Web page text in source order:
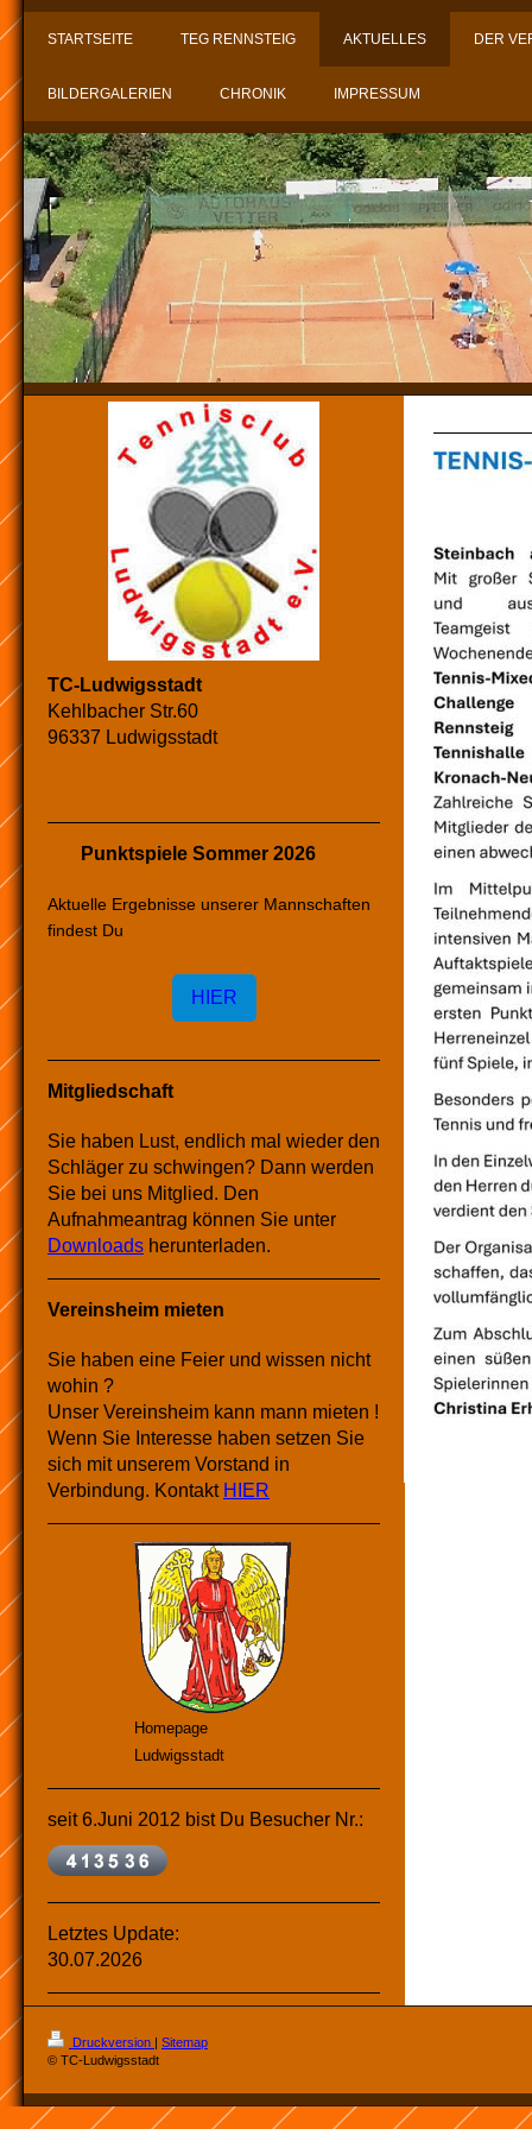
STARTSEITE TEG RENNSTEIG AKTUELLES DER
BILDERGALERIEN CHRONIK IMPRESSUM
TC-Ludwigsstadt
Kehlbacher Str.60
96337 Ludwigsstadt
Punktspiele Sommer 2026
Aktuelle Ergebnisse unserer Mannschaften
findest Du
HIER
Mitgliedschaft
Sie haben Lust, endlich mal wieder den
Schläger zu schwingen? Dann werden
Sie bei uns Mitglied. Den
Aufnahmeantrag können Sie unter
Downloads herunterladen.
Vereinsheim mieten
Sie haben eine Feier und wissen nicht
wohin ?
Unser Vereinsheim kann mann mieten !
Wenn Sie Interesse haben setzen Sie
sich mit unserem Vorstand in
Verbindung. Kontakt HIER
Homepage
Ludwigsstadt
seit 6.Juni 2012 bist Du Besucher Nr.:
Letztes Update:
30.07.2026
Druckversion | Sitemap
© TC-Ludwigsstadt